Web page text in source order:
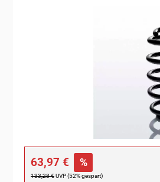
Verkaufspreis:
63,97 € %
Regulärer Preis:
133,28 €UVP (52% gespart)